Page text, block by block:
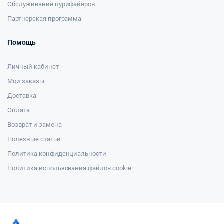
Обслуживание пурифайеров
Партнерская программа
Помощь
Личный кабинет
Мои заказы
Доставка
Оплата
Возврат и замена
Полезные статьи
Политика конфиденциальности
Политика использования файлов cookie